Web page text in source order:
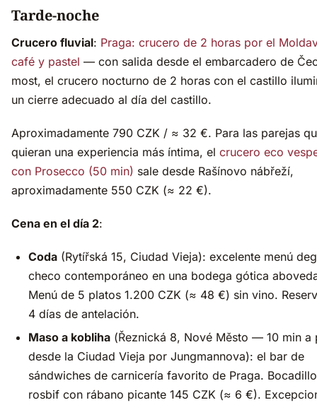
Tarde-noche
Crucero fluvial: Praga: crucero de 2 horas por el
café y pastel — con salida desde el embarcadero de
most, el crucero nocturno de 2 horas con el castillo
un cierre adecuado al día del castillo.
Aproximadamente 790 CZK / ≈ 32 €. Para las parejas
quieran una experiencia más íntima, el crucero eco
con Prosecco (50 min) sale desde Rašínovo nábřeží,
aproximadamente 550 CZK (≈ 22 €).
Cena en el día 2:
Coda (Rytířská 15, Ciudad Vieja): excelente menú
checo contemporáneo en una bodega gótica
Menú de 5 platos 1.200 CZK (≈ 48 €) sin vino.
4 días de antelación.
Maso a kobliha (Řeznická 8, Nové Město — 10 min a
desde la Ciudad Vieja por Jungmannova): el bar de
sándwiches de carnicería favorito de Praga.
rosbif con rábano picante 145 CZK (≈ 6 €).